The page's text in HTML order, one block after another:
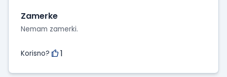
Zamerke
Nemam zamerki.
Korisno? 1